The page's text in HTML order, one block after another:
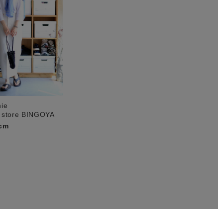
BINGOYA
無料公式アプリダウンロード
BINGOYA